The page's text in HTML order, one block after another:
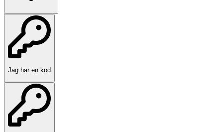
Jag har en kod